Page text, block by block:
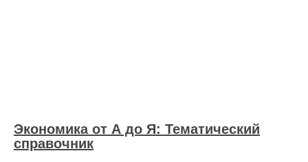
Экономика от А до Я: Тематический
справочник